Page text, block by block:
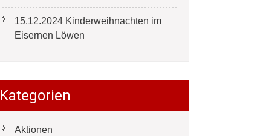
15.12.2024 Kinderweihnachten im
Eisernen Löwen
Kategorien
Aktionen